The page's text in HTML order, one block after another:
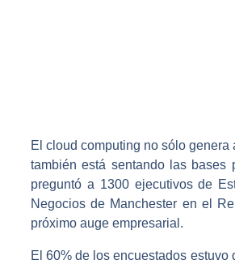
El cloud computing no sólo
también está sentando las bases
preguntó a 1300 ejecutivos de
Negocios de Manchester en el
próximo auge empresarial.
El 60% de los encuestados